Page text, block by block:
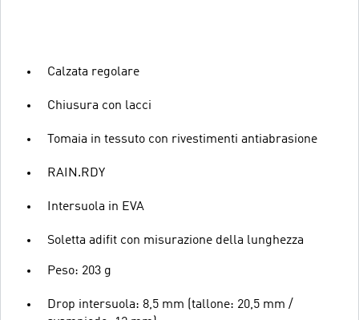
Calzata regolare
Chiusura con lacci
Tomaia in tessuto con rivestimenti antiabrasione
RAIN.RDY
Intersuola in EVA
Soletta adifit con misurazione della lunghezza
Peso: 203 g
Drop intersuola: 8,5 mm (tallone: 20,5 mm /